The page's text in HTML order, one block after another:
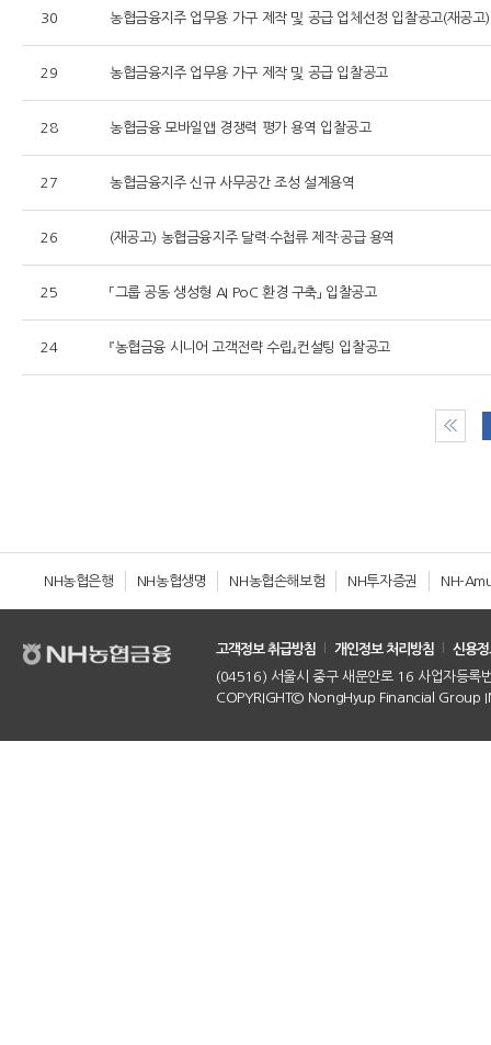
30 농협금융지주 업무용 가구 제작 및 공급 업체선정 입찰공고(재공
29 농협금융지주 업무용 가구 제작 및 공급 입찰공고
28 농협금융 모바일앱 경쟁력 평가 용역 입찰공고
27 농협금융지주 신규 사무공간 조성 설계용역
26 (재공고) 농협금융지주 달력·수첩류 제작·공급 용역
25 「그룹 공동 생성형 AI PoC 환경 구축」 입찰공고
24 『농협금융 시니어 고객전략 수립』컨설팅 입찰공고
NH농협은행 NH농협생명 NH농협손해보험 NH투자증권 NH-
고객정보 취급방침 개인정보 처리방침
신용
(04516) 서울시 중구 새문안로 16 사업자등
COPYRIGHT© NongHyup Financial Group